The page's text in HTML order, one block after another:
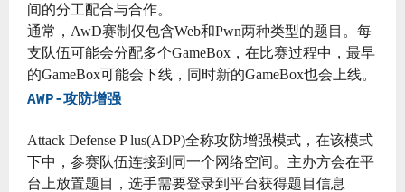
间的分工配合与合作。
通常，AwD赛制仅包含Web和Pwn两种类型的题目。每
支队伍可能会分配多个GameBox，在比赛过程中，最早
的GameBox可能会下线，同时新的GameBox也会上线。
AWP-攻防增强
Attack Defense P lus(ADP)全称攻防增强模式，在该模式
下中，参赛队伍连接到同一个网络空间。主办方会在平
台上放置题目，选手需要登录到平台获得题目信息